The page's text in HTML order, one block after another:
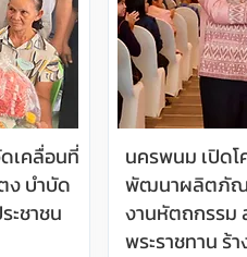
เคลื่อนที่
ง บำบัด
ะชาชน
นครพนม เปิดโ
พัฒนาผลิตภัณ
งานหัตถกรรม
พระราชทาน ร้